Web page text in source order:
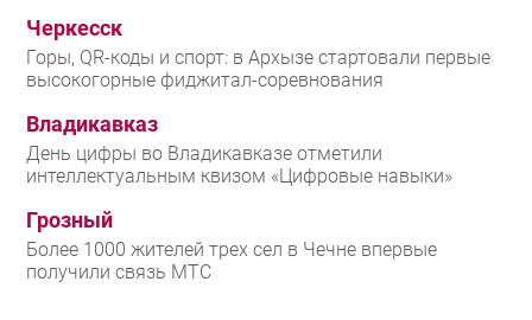
Черкесск
Горы, QR-коды и спорт: в Архызе стартовали первые
высокогорные фиджитал-соревнования
Владикавказ
День цифры во Владикавказе отметили
интеллектуальным квизом «Цифровые навыки»
Грозный
Более 1000 жителей трех сел в Чечне впервые
получили связь МТС